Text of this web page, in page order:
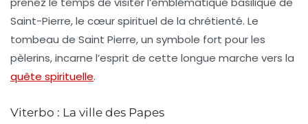
Saint-Pierre, le cœur spirituel de la chrétienté. Le
tombeau de Saint Pierre, un symbole fort pour les
pèlerins, incarne l’esprit de cette longue marche vers la
quête spirituelle.
Viterbo : La ville des Papes